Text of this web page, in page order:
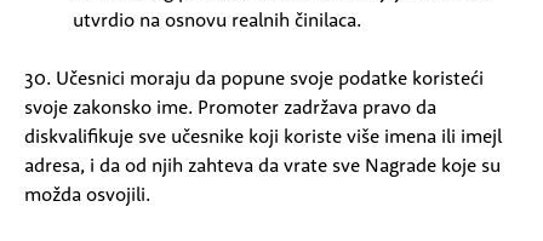
utvrdio na osnovu realnih činilaca.
30. Učesnici moraju da popune svoje podatke koristeći
svoje zakonsko ime. Promoter zadržava pravo da
diskvalifikuje sve učesnike koji koriste više imena ili imejl
adresa, i da od njih zahteva da vrate sve Nagrade koje su
možda osvojili.